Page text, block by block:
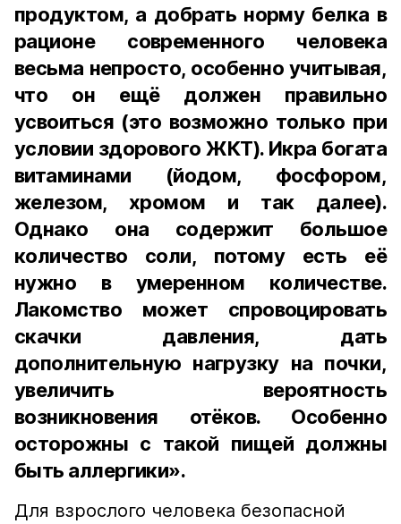
продуктом, а добрать норму белка в
рационе современного человека
весьма непросто, особенно учитывая,
что он ещё должен правильно
усвоиться (это возможно только при
условии здорового ЖКТ). Икра богата
витаминами (йодом, фосфором,
железом, хромом и так далее).
Однако она содержит большое
количество соли, потому есть её
нужно в умеренном количестве.
Лакомство может спровоцировать
скачки давления, дать
дополнительную нагрузку на почки,
увеличить вероятность
возникновения отёков. Особенно
осторожны с такой пищей должны
быть аллергики».
Для взрослого человека безопасной